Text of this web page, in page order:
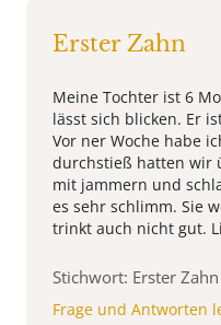
Erster Zahn
Meine Tochter ist 6
lässt sich blicken. Er
Vor ner Woche habe
durchstieß hatten wir
mit jammern und
es sehr schlimm. Sie
trinkt auch nicht gut.
Stichwort: Erster Zahn
Frage und Antworten